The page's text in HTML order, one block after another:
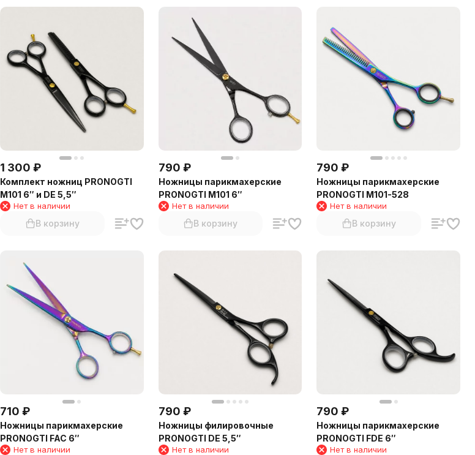
1 300 ₽
Комплект ножниц PRONOGTI
M101 6″ и DE 5,5″
Нет в наличии
В корзину
790 ₽
Ножницы парикмахерские
PRONOGTI M101 6″
Нет в наличии
В корзину
790 ₽
Ножницы парикмахерские
PRONOGTI M101-528
Нет в наличии
В корзину
710 ₽
Ножницы парикмахерские
PRONOGTI FAC 6″
Нет в наличии
790 ₽
Ножницы филировочные
PRONOGTI DE 5,5″
Нет в наличии
790 ₽
Ножницы парикмахерские
PRONOGTI FDE 6″
Нет в наличии